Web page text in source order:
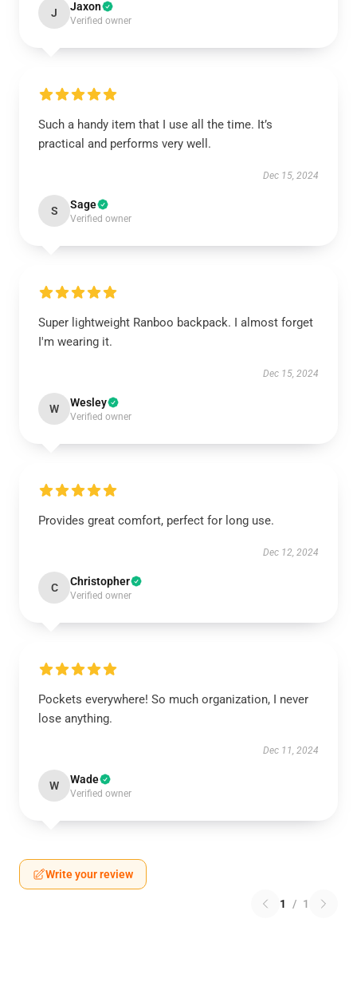
J Jaxon
Verified owner
Such a handy item that I use all the time. It’s
practical and performs very well.
Dec 15, 2024
S Sage
Verified owner
Super lightweight Ranboo backpack. I almost forget
I'm wearing it.
Dec 15, 2024
W Wesley
Verified owner
Provides great comfort, perfect for long use.
Dec 12, 2024
C Christopher
Verified owner
Pockets everywhere! So much organization, I never
lose anything.
Dec 11, 2024
W Wade
Verified owner
Write your review
1 / 1